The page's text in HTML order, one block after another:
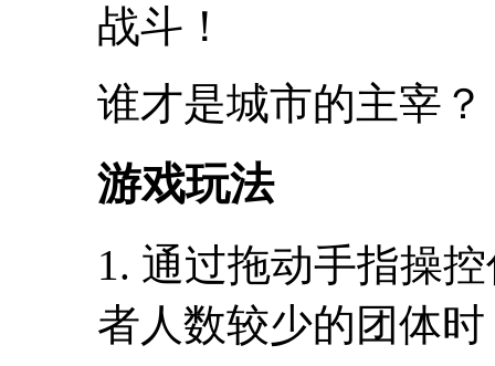
战斗！
谁才是城市的主宰？
游戏玩法
1. 通过拖动手指操
者人数较少的团体